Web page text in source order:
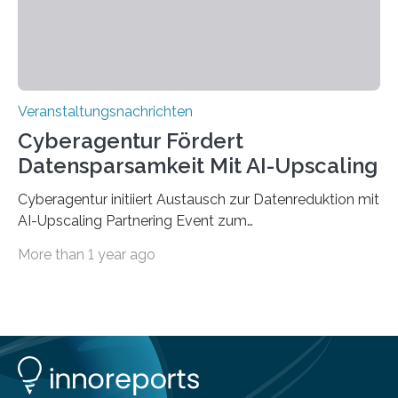
Veranstaltungsnachrichten
Cyberagentur Fördert
Datensparsamkeit Mit AI-Upscaling
Cyberagentur initiiert Austausch zur Datenreduktion mit
AI-Upscaling Partnering Event zum
innovative DatenverarbeitungDie Agentur für
Entwicklung von Technologien zur gezielten
Datenreduktion und Rekonstruktion in schwierigen
Kommunikationsumgebungen. Das Event dient der
More than 1 year ago